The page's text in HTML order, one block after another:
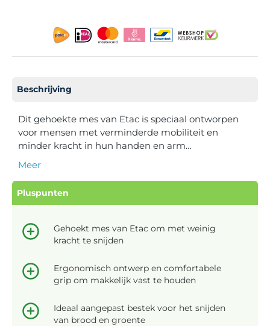
Beschrijving
Dit gehoekte mes van Etac is speciaal ontworpen
voor mensen met verminderde mobiliteit en
minder kracht in hun handen en arm…
Meer
Pluspunten
Gehoekt mes van Etac om met weinig
kracht te snijden
Ergonomisch ontwerp en comfortabele
grip om makkelijk vast te houden
Ideaal aangepast bestek voor het snijden
van brood en groente